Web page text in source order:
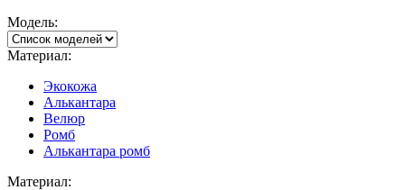
Модель:
Материал:
Экокожа
Алькантара
Велюр
Ромб
Алькантара ромб
Материал: